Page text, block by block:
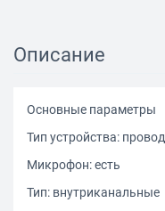
Описание
Основные параметры
Тип устройства:
Микрофон: есть
Тип: внутриканальные